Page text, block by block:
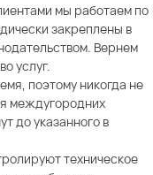
мы работаем по
закреплены в
Вернем
услуг.
поэтому никогда не
междугородних
до указанного в
техническое